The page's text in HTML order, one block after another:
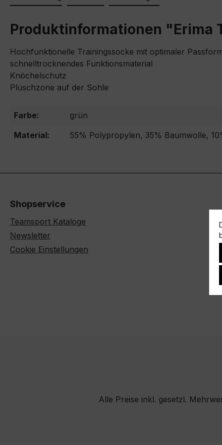
Produktinformationen "Erima
Hochfunktionelle Trainingssocke mit optimaler
schnelltrocknendes Funktionsmaterial
Knöchelschutz
Plüschzone auf der Sohle
Farbe:
grün
Material:
55% Polypropylen, 35% Baumwolle,
Shopservice
Teamsport Kataloge
Newsletter
Cookie Einstellungen
Alle Preise inkl. gesetzl.